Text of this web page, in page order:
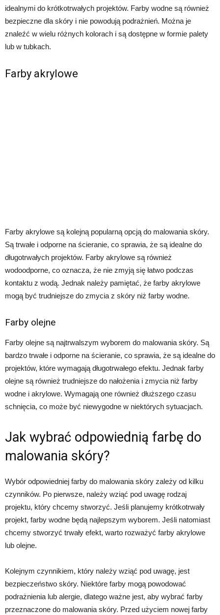
idealnymi do krótkotrwałych projektów. Farby wodne są również
bezpieczne dla skóry i nie powodują podrażnień. Można je
znaleźć w wielu różnych kolorach i są dostępne w formie palety
lub w tubkach.
Farby akrylowe
Farby akrylowe są kolejną popularną opcją do malowania skóry.
Są trwałe i odporne na ścieranie, co sprawia, że są idealne do
długotrwałych projektów. Farby akrylowe są również
wodoodporne, co oznacza, że ​​nie zmyją się łatwo podczas
kontaktu z wodą. Jednak należy pamiętać, że farby akrylowe
mogą być trudniejsze do zmycia z skóry niż farby wodne.
Farby olejne
Farby olejne są najtrwalszym wyborem do malowania skóry. Są
bardzo trwałe i odporne na ścieranie, co sprawia, że są idealne do
projektów, które wymagają długotrwałego efektu. Jednak farby
olejne są również trudniejsze do nałożenia i zmycia niż farby
wodne i akrylowe. Wymagają one również dłuższego czasu
schnięcia, co może być niewygodne w niektórych sytuacjach.
Jak wybrać odpowiednią farbę do
malowania skóry?
Wybór odpowiedniej farby do malowania skóry zależy od kilku
czynników. Po pierwsze, należy wziąć pod uwagę rodzaj
projektu, który chcemy stworzyć. Jeśli planujemy krótkotrwały
projekt, farby wodne będą najlepszym wyborem. Jeśli natomiast
chcemy stworzyć trwały efekt, warto rozważyć farby akrylowe
lub olejne.
Kolejnym czynnikiem, który należy wziąć pod uwagę, jest
bezpieczeństwo skóry. Niektóre farby mogą powodować
podrażnienia lub alergie, dlatego ważne jest, aby wybrać farby
przeznaczone do malowania skóry. Przed użyciem nowej farby